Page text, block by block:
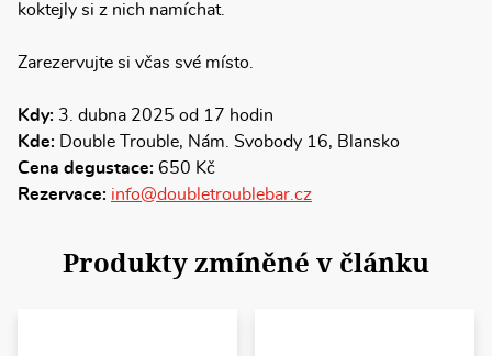
koktejly si z nich namíchat.
Zarezervujte si včas své místo.
Kdy: 3. dubna 2025 od 17 hodin
Kde: Double Trouble, Nám. Svobody 16, Blansko
Cena degustace: 650 Kč
Rezervace: info@doubletroublebar.cz
Produkty zmíněné v článku